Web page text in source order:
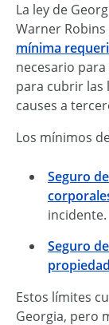
La ley de
Warner
mínima
necesario
para cubrir las
causes a
Los mínimos
Seguro
incidente.
Seguro
propiedad
Estos límites
Georgia, pero